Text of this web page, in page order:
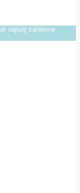
najbolj zahtevne